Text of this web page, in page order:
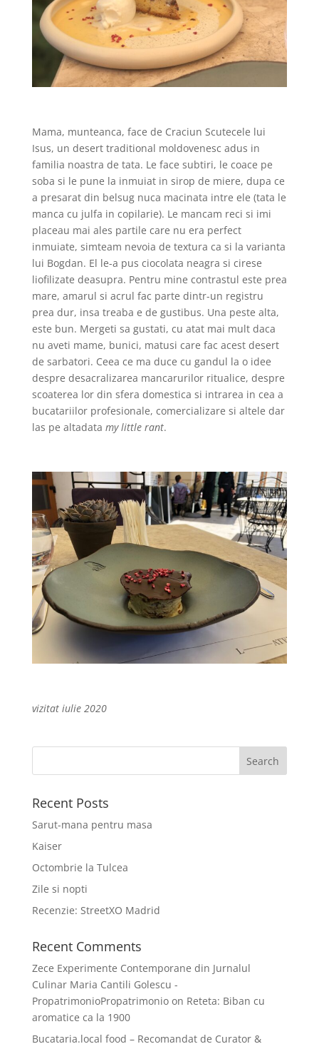
Mama, munteanca, face de Craciun Scutecele lui
Isus, un desert traditional moldovenesc adus in
familia noastra de tata. Le face subtiri, le coace pe
soba si le pune la inmuiat in sirop de miere, dupa ce
a presarat din belsug nuca macinata intre ele (tata le
manca cu julfa in copilarie). Le mancam reci si imi
placeau mai ales partile care nu era perfect
inmuiate, simteam nevoia de textura ca si la varianta
lui Bogdan. El le-a pus ciocolata neagra si cirese
liofilizate deasupra. Pentru mine contrastul este prea
mare, amarul si acrul fac parte dintr-un registru
prea dur, insa treaba e de gustibus. Una peste alta,
este bun. Mergeti sa gustati, cu atat mai mult daca
nu aveti mame, bunici, matusi care fac acest desert
de sarbatori. Ceea ce ma duce cu gandul la o idee
despre desacralizarea mancarurilor ritualice, despre
scoaterea lor din sfera domestica si intrarea in cea a
bucatariilor profesionale, comercializare si altele dar
las pe altadata my little rant.
vizitat iulie 2020
Recent Posts
Sarut-mana pentru masa
Kaiser
Octombrie la Tulcea
Zile si nopti
Recenzie: StreetXO Madrid
Recent Comments
Zece Experimente Contemporane din Jurnalul
Culinar Maria Cantili Golescu -
PropatrimonioPropatrimonioon Reteta: Biban cu
aromatice ca la 1900
Bucataria.local food – Recomandat de Curator &